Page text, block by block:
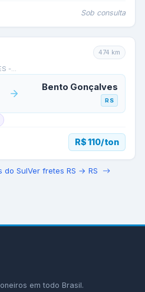
Sob consulta
-…
474 km
Bento Gonçalves
RS
R$ 110/ton
do SulVer fretes RS → RS
em todo Brasil.